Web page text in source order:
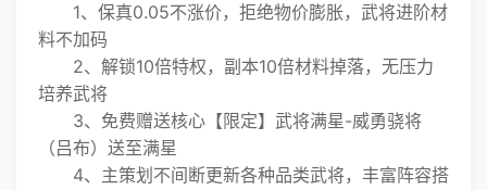
1、保真0.05不涨价，拒绝物价膨胀，武将进阶材
料不加码
2、解锁10倍特权，副本10倍材料掉落，无压力
培养武将
3、免费赠送核心【限定】武将满星-威勇骁将
（吕布）送至满星
4、主策划不间断更新各种品类武将，丰富阵容搭